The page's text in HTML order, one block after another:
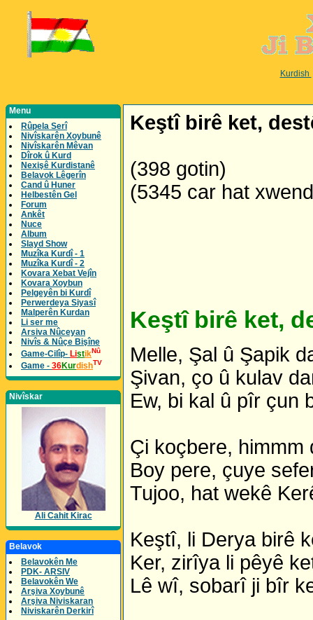
Kurdish
Menu
Rûpela Serî
Nivîskarên Xoybunê
Nivîskarên Mêvan
Dîrok û Kurd
Nexişê Kurdistanê
Belavok Lêgerîn
Cand û Huner
Helbestên Gel
Forum
Ankêt
Nuce
Album
Slayd Show
Muzîka Kurdî - 1
Muzîka Kurdî - 2
Kovara Xebat Vejîn
Kovara Xoybun
Pelgeyên bi Kurdî
Perwerdeya Siyasî
Malperên Kurdan
Li ser me
Arsiva Nûceyan
Nivîs & Nûçe Bişîne
Game-Cilîp- ListikNû
Game - 36KurdishTV
Nivîskar
Ali Cahit Kirac
Belavok
Belavokên Me
PDK- ARSIV
Belavokên We
Arşiva Xoybunê
Arşiva Niviskaran
Niviskarên Derkirî
Keştî birê ket,
(398 gotin)
(5345 car hat
Keştî birê ket,
Melle, Şal û Şapik
Şivan, ço û kulav
Ew, bi kal û pîr çun
Çi koçbere, himmm
Boy pere, çuye
Tujoo, hat wekê
Keştî, li Derya birê
Ker, zirîya li pêyê
Lê wî, sobarî ji bîr